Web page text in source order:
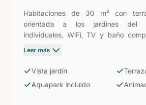
Habitaciones de 30 m² con
orientada a los jardines del
individuales, WiFi, TV y baño
para parejas o parejas con un niño
acceso al Aquapark Lago Oasis, la
Buena relación espacio-precio en un
Leer más
Vista jardín
Aquapark incluido